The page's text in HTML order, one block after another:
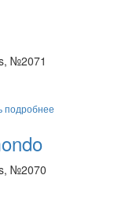
№2071
подробнее
№2070